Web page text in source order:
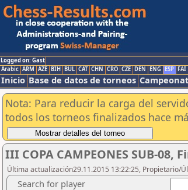
Logged on: Gast
Arabic ARM AZE BIH BUL CAT CHN CRO CZE DEN ENG ESP FAI
Inicio Base de datos de torneos
Nota: Para reducir la carga del
todos los torneos finalizados hace
III COPA CAMPEONES SUB-
Última actualización29.11.2015 13:22:25, Propietario/
Search for player